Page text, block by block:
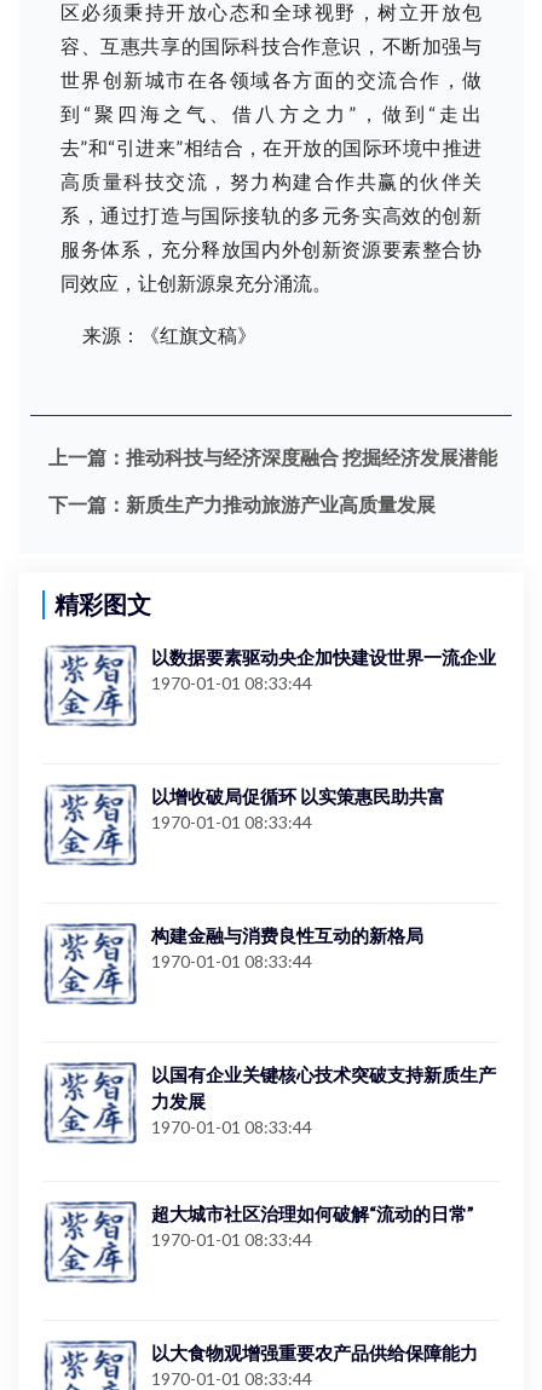
区必须秉持开放心态和全球视野，树立开放包
容、互惠共享的国际科技合作意识，不断加强与
世界创新城市在各领域各方面的交流合作，做
到“聚四海之气、借八方之力”，做到“走出
去”和“引进来”相结合，在开放的国际环境中推进
高质量科技交流，努力构建合作共赢的伙伴关
系，通过打造与国际接轨的多元务实高效的创新
服务体系，充分释放国内外创新资源要素整合协
同效应，让创新源泉充分涌流。
来源：《红旗文稿》
上一篇： 推动科技与经济深度融合 挖掘经济发展潜能
下一篇： 新质生产力推动旅游产业高质量发展
精彩图文
以数据要素驱动央企加快建设世界一流企业
1970-01-01 08:33:44
以增收破局促循环 以实策惠民助共富
1970-01-01 08:33:44
构建金融与消费良性互动的新格局
1970-01-01 08:33:44
以国有企业关键核心技术突破支持新质生产
力发展
1970-01-01 08:33:44
超大城市社区治理如何破解“流动的日常”
1970-01-01 08:33:44
以大食物观增强重要农产品供给保障能力
1970-01-01 08:33:44